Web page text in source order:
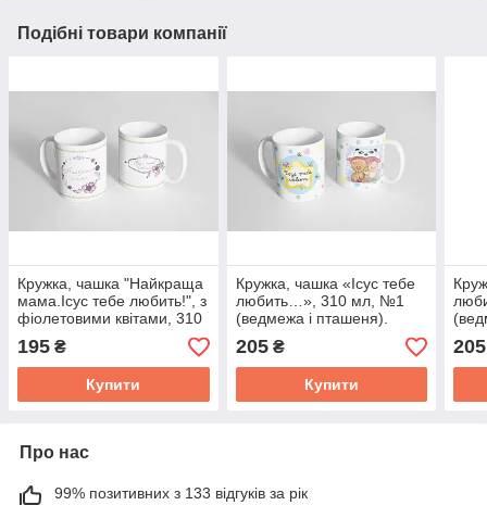
Подібні товари компанії
Кружка, чашка "Найкраща
мама.Ісус тебе любить!", з
фіолетовими квітами, 310
мл.
195 ₴
Купити
Кружка, чашка «Ісус тебе
любить…», 310 мл, №1
(ведмежа і пташеня).
205₴
Купити
205
Про нас
99% позитивних з 133 відгуків за рік